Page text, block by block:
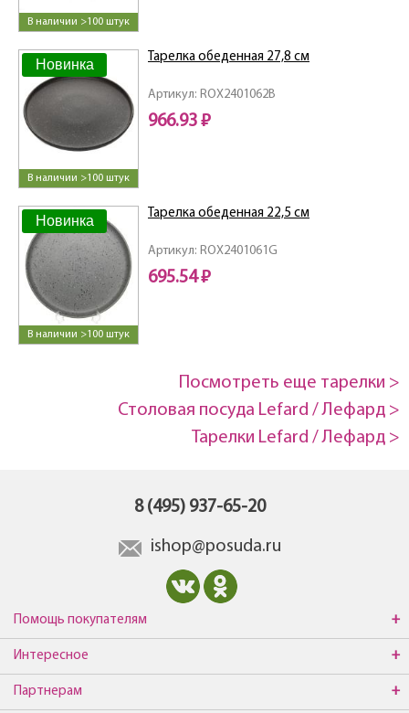
В наличии >100 штук
Новинка
В наличии >100 штук
Артикул: ROX2401062B
Тарелка обеденная 27,8 см
966.93 ₽
Новинка
В наличии >100 штук
Артикул: ROX2401061G
Тарелка обеденная 22,5 см
695.54 ₽
Посмотреть еще тарелки >
Столовая посуда Lefard / Лефард >
Тарелки Lefard / Лефард >
8 (495) 937-65-20
ishop@posuda.ru
Помощь покупателям
Интересное
Партнерам